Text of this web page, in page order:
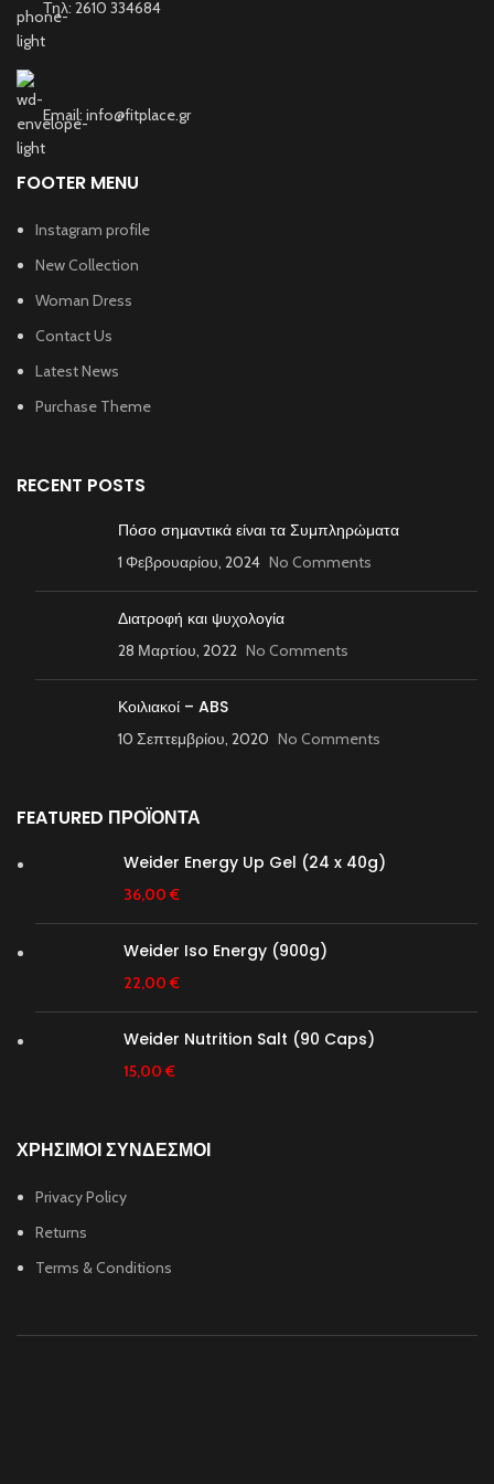
Τηλ: 2610 334684
Email: info@fitplace.gr
FOOTER MENU
Instagram profile
New Collection
Woman Dress
Contact Us
Latest News
Purchase Theme
RECENT POSTS
Πόσο σημαντικά είναι τα Συμπληρώματα
1 Φεβρουαρίου, 2024 No Comments
Διατροφή και ψυχολογία
28 Μαρτίου, 2022 No Comments
Κοιλιακοί – ABS
10 Σεπτεμβρίου, 2020 No Comments
FEATURED ΠΡΟΪΟΝΤΑ
Weider Energy Up Gel (24 x 40g)
36,00 €
Weider Iso Energy (900g)
22,00 €
Weider Nutrition Salt (90 Caps)
15,00 €
ΧΡΗΣΙΜΟΙ ΣΥΝΔΕΣΜΟΙ
Privacy Policy
Returns
Terms & Conditions